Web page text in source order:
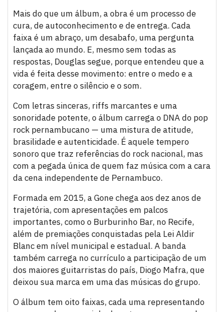
Mais do que um álbum, a obra é um processo de
cura, de autoconhecimento e de entrega. Cada
faixa é um abraço, um desabafo, uma pergunta
lançada ao mundo. E, mesmo sem todas as
respostas, Douglas segue, porque entendeu que a
vida é feita desse movimento: entre o medo e a
coragem, entre o silêncio e o som.
Com letras sinceras, riffs marcantes e uma
sonoridade potente, o álbum carrega o DNA do pop
rock pernambucano — uma mistura de atitude,
brasilidade e autenticidade. É aquele tempero
sonoro que traz referências do rock nacional, mas
com a pegada única de quem faz música com a cara
da cena independente de Pernambuco.
Formada em 2015, a Gone chega aos dez anos de
trajetória, com apresentações em palcos
importantes, como o Burburinho Bar, no Recife,
além de premiações conquistadas pela Lei Aldir
Blanc em nível municipal e estadual. A banda
também carrega no currículo a participação de um
dos maiores guitarristas do país, Diogo Mafra, que
deixou sua marca em uma das músicas do grupo.
O álbum tem oito faixas, cada uma representando